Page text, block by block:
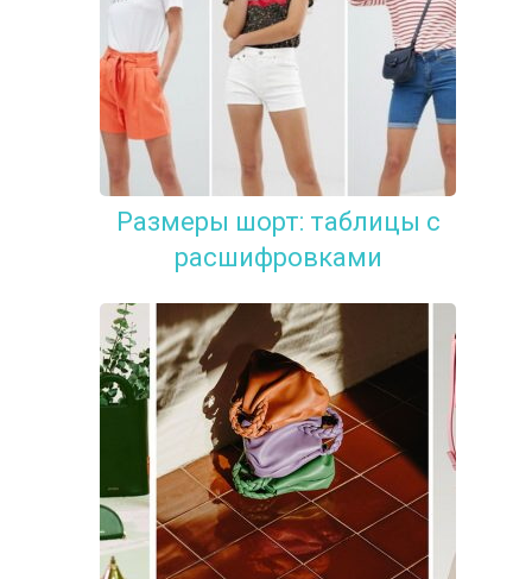
Размеры шорт: таблицы с
расшифровками